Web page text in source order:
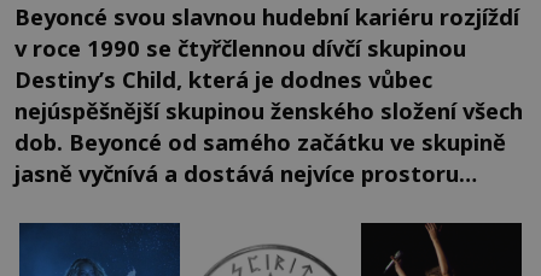
Beyoncé svou slavnou hudební kariéru rozjíždí
v roce 1990 se čtyřčlennou dívčí skupinou
Destiny’s Child, která je dodnes vůbec
nejúspěšnější skupinou ženského složení všech
dob. Beyoncé od samého začátku ve skupině
jasně vyčnívá a dostává nejvíce prostoru…